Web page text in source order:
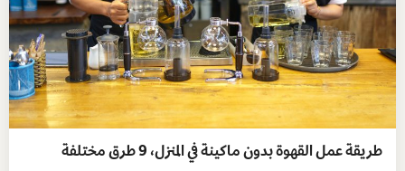
طريقة عمل القهوة بدون ماكينة في المنزل، 9 طرق مختلفة